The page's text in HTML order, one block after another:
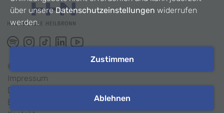
©
Impressum
Datenschutz
Barrierefreiheit
über unsereDatenschutzeinstellungen widerrufen
werden.
Zustimmen
Ablehnen